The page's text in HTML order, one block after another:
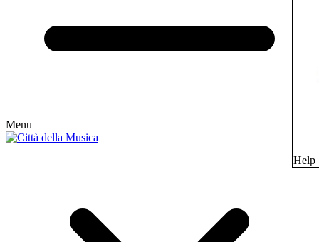
Menu
Help